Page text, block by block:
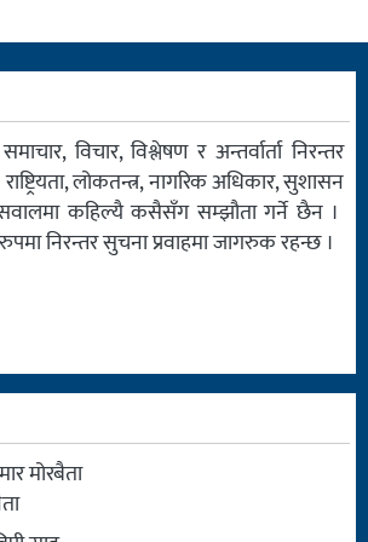
विचार, विश्लेषण र अन्तर्वार्ता निरन्तर
लोकतन्त्र, नागरिक अधिकार, सुशासन
सवालमा कहिल्यै कसैसँग सम्झौता गर्ने छैन ।
निरन्तर सुचना प्रवाहमा जागरुक रहन्छ ।
मोरबैता